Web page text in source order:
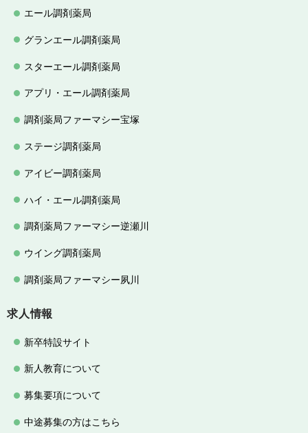
エール調剤薬局
グランエール調剤薬局
スターエール調剤薬局
アプリ・エール調剤薬局
調剤薬局ファーマシー宝塚
ステージ調剤薬局
アイビー調剤薬局
ハイ・エール調剤薬局
調剤薬局ファーマシー逆瀬川
ウイング調剤薬局
調剤薬局ファーマシー夙川
求人情報
新卒特設サイト
新人教育について
募集要項について
中途募集の方はこちら